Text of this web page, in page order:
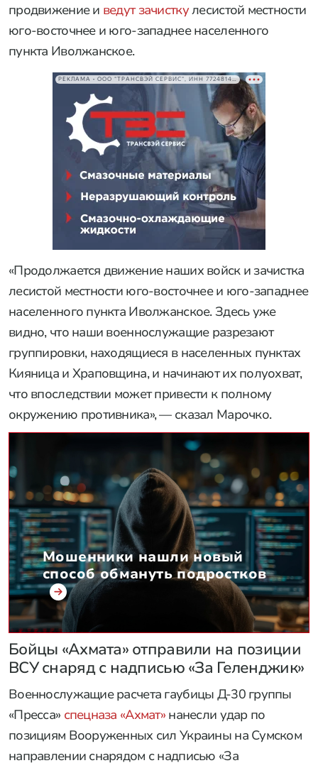
продвижение и ведут зачисткулесистой местности
юго-восточнее и юго-западнее населенного
пункта Иволжанское.
РЕКЛАМА • ООО "ТРАНСВЭЙ СЕРВИС", ИНН 7724814198
«Продолжается движение наших войск и зачистка
лесистой местности юго-восточнее и юго-западнее
населенного пункта Иволжанское. Здесь уже
видно, что наши военнослужащие разрезают
группировки, находящиеся в населенных пунктах
Кияница и Храповщина, и начинают их полуохват,
что впоследствии может привести к полному
окружению противника», — сказал Марочко.
Мошенники нашли новый
способ обмануть подростков
Бойцы «Ахмата» отправили на позиции
ВСУ снаряд с надписью «За Геленджик»
Военнослужащие расчета гаубицы Д-30 группы
«Пресса» спецназа «Ахмат» нанесли удар по
позициям Вооруженных сил Украины на Сумском
направлении снарядом с надписью «За